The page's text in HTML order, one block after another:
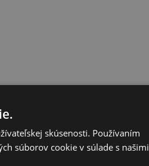
skúsenosti. Používaním
súborov cookie v súlade s našimi